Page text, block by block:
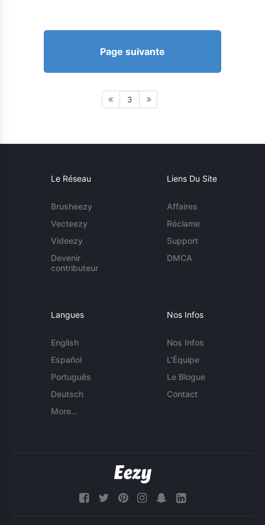
Page suivante
3
Le Réseau
Brusheezy
Vecteezy
Videezy
Devenir
contributeur
Liens Du Site
Affaires
Réclame
Support
DMCA
Langues
English
Español
Português
Deutsch
More...
Nos Infos
Nos Infos
L'Équipe
Le Blogue
Contact